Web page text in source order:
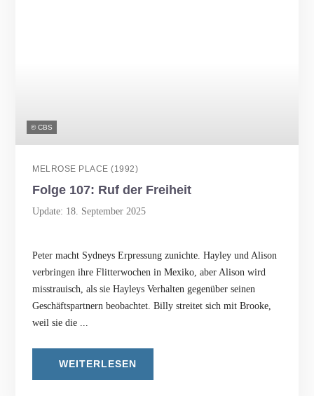
© CBS
MELROSE PLACE (1992)
Folge 107: Ruf der Freiheit
Update: 18. September 2025
Peter macht Sydneys Erpressung zunichte. Hayley und Alison
verbringen ihre Flitterwochen in Mexiko, aber Alison wird
misstrauisch, als sie Hayleys Verhalten gegenüber seinen
Geschäftspartnern beobachtet. Billy streitet sich mit Brooke,
weil sie die ...
WEITERLESEN